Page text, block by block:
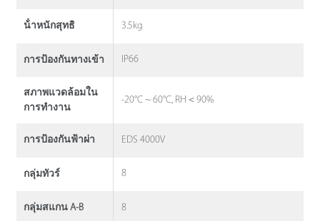
น้ําหนักสุทธิ 3.5kg
การป้องกันทางเข้า IP66
สภาพแวดล้อมใน
การทํางาน
-20°C ~ 60°C, RH＜90%
การป้องกันฟ้าผ่า EDS 4000V
กลุ่มทัวร์ 8
กลุ่มสแกน A-B 8